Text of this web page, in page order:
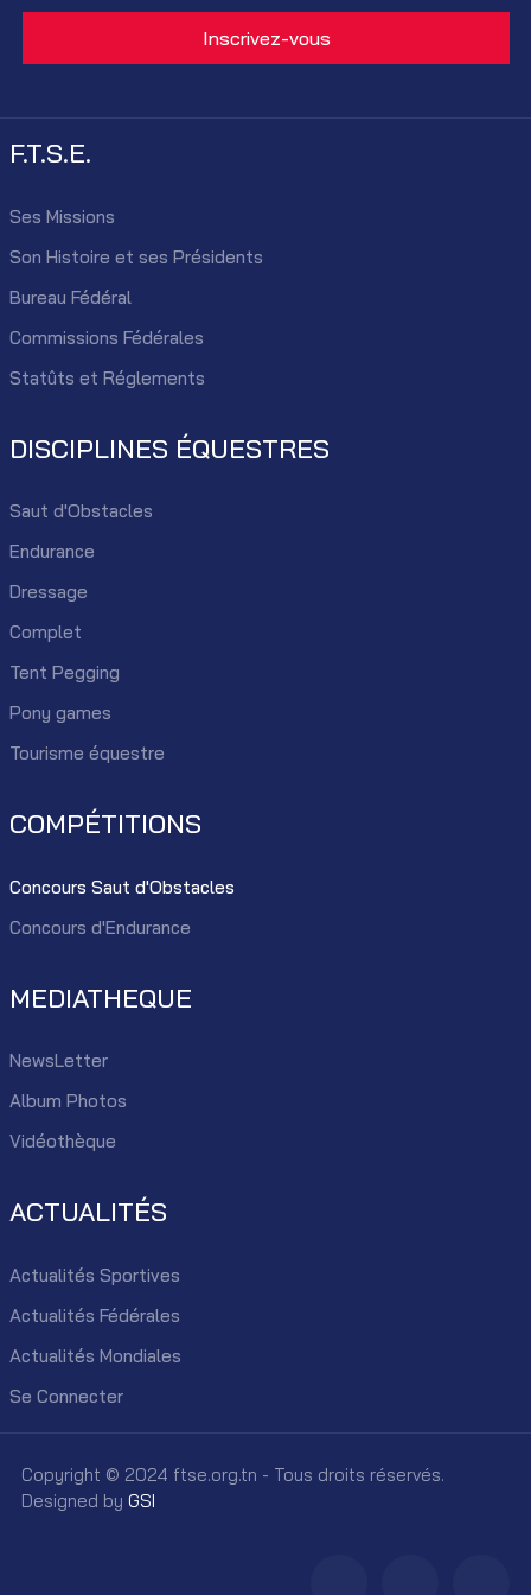
F.T.S.E.
Ses Missions
Son Histoire et ses Présidents
Bureau Fédéral
Commissions Fédérales
Statûts et Réglements
DISCIPLINES ÉQUESTRES
Saut d'Obstacles
Endurance
Dressage
Complet
Tent Pegging
Pony games
Tourisme équestre
COMPÉTITIONS
Concours Saut d'Obstacles
Concours d'Endurance
MEDIATHEQUE
NewsLetter
Album Photos
Vidéothèque
ACTUALITÉS
Actualités Sportives
Actualités Fédérales
Actualités Mondiales
Se Connecter
Copyright © 2024 ftse.org.tn - Tous droits réservés.
Designed by GSI